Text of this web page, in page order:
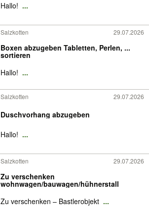
Hallo! ...
Salzkotten 29.07.2026
Boxen abzugeben Tabletten, Perlen, ...
sortieren
Hallo! ...
Salzkotten 29.07.2026
Duschvorhang abzugeben
Hallo! ...
Salzkotten 29.07.2026
Zu verschenken
wohnwagen/bauwagen/hühnerstall
Zu verschenken – Bastlerobjekt ...